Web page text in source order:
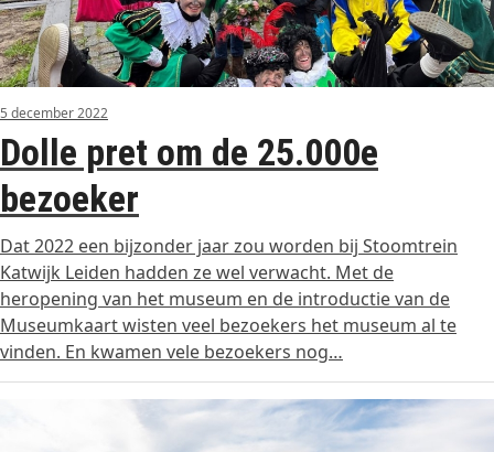
5 december 2022
Dolle pret om de 25.000e
bezoeker
Dat 2022 een bijzonder jaar zou worden bij Stoomtrein
Katwijk Leiden hadden ze wel verwacht. Met de
heropening van het museum en de introductie van de
Museumkaart wisten veel bezoekers het museum al te
vinden. En kwamen vele bezoekers nog…